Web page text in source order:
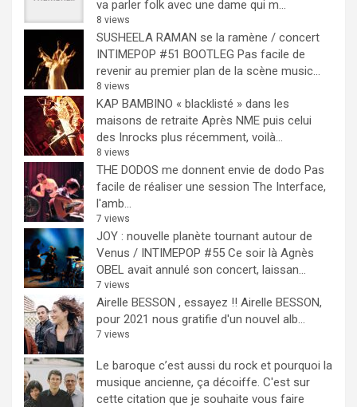
va parler folk avec une dame qui m...
8 views
SUSHEELA RAMAN se la ramène / concert
INTIMEPOP #51 BOOTLEG Pas facile de
revenir au premier plan de la scène music...
8 views
KAP BAMBINO « blacklisté » dans les
maisons de retraite Après NME puis celui
des Inrocks plus récemment, voilà...
8 views
THE DODOS me donnent envie de dodo Pas
facile de réaliser une session The Interface,
l'amb...
7 views
JOY : nouvelle planète tournant autour de
Venus / INTIMEPOP #55 Ce soir là Agnès
OBEL avait annulé son concert, laissan...
7 views
Airelle BESSON , essayez !! Airelle BESSON,
pour 2021 nous gratifie d'un nouvel alb...
7 views
Le baroque c’est aussi du rock et pourquoi la
musique ancienne, ça décoiffe. C'est sur
cette citation que je souhaite vous faire